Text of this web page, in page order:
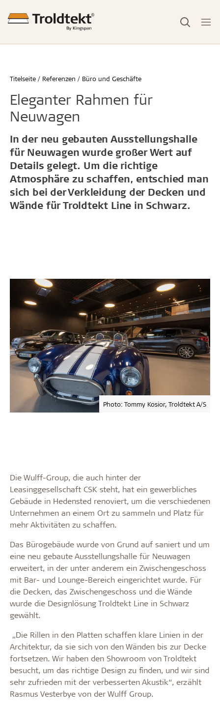
Titelseite Referenzen Büro und Geschäfte
Eleganter Rahmen für
Neuwagen
In der neu gebauten Ausstellungshalle
für Neuwagen wurde großer Wert auf
Details gelegt. Um die richtige
Atmosphäre zu schaffen, entschied man
sich bei der Verkleidung der Decken und
Wände für Troldtekt Line in Schwarz.
Photo: Tommy Kosior, Troldtekt A/S
Die Wulff-Group, die auch hinter der
Leasinggesellschaft CSK steht, hat ein gewerbliches
Gebäude in Hedensted renoviert, um die verschiedenen
Unternehmen an einem Ort zu sammeln und Platz für
mehr Aktivitäten zu schaffen.
Das Bürogebäude wurde von Grund auf saniert und um
eine neu gebaute Ausstellungshalle für Neuwagen
erweitert, in der unter anderem ein Zwischengeschoss
mit Bar- und Lounge-Bereich eingerichtet wurde. Für
die Decken, das Zwischengeschoss und die Wände
wurde die Designlösung Troldtekt Line in Schwarz
gewählt.
„Die Rillen in den Platten schaffen klare Linien in der
Architektur, da sie sich von den Wänden bis zur Decke
fortsetzen. Wir haben den Showroom von Troldtekt
besucht, um das richtige Design zu finden, und wir sind
sehr zufrieden mit der verbesserten Akustik“, erzählt
Rasmus Vesterbye von der Wulff Group.